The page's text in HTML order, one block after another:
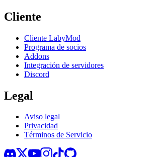
Cliente
Cliente LabyMod
Programa de socios
Addons
Integración de servidores
Discord
Legal
Aviso legal
Privacidad
Términos de Servicio